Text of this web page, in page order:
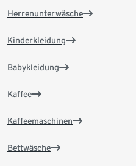
Herrenunterwäsche
Kinderkleidung
Babykleidung
Kaffee
Kaffeemaschinen
Bettwäsche